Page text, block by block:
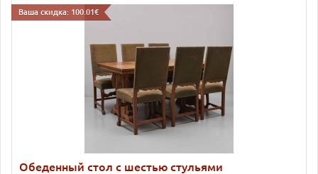
Ваша скидка: 100.01€
Обеденный стол с шестью стульями